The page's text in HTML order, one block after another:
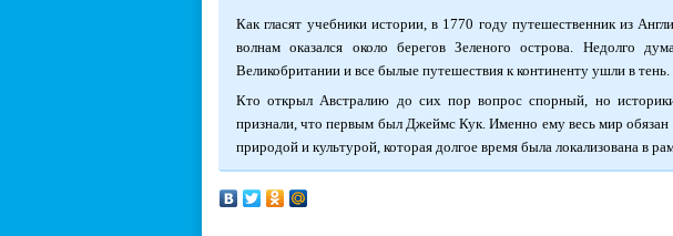
Как гласят учебники истории, в 1770 году путешественник из
волнам оказался около берегов Зеленого острова. Недолго
Великобритании и все былые путешествия к континенту ушли в тень.
Кто открыл Австралию до сих пор вопрос спорный, но
признали, что первым был Джеймс Кук. Именно ему весь мир обязан
природой и культурой, которая долгое время была локализована в